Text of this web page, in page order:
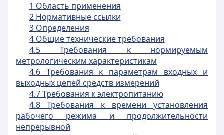
1 Область применения
2 Нормативные ссылки
3 Определения
4 Общие технические требования
4.5 Требования к нормируемым
метрологическим характеристикам
4.6 Требования к параметрам входных и
выходных цепей средств измерений
4.7 Требования к электропитанию
4.8 Требования к времени установления
рабочего режима и продолжительности
непрерывной